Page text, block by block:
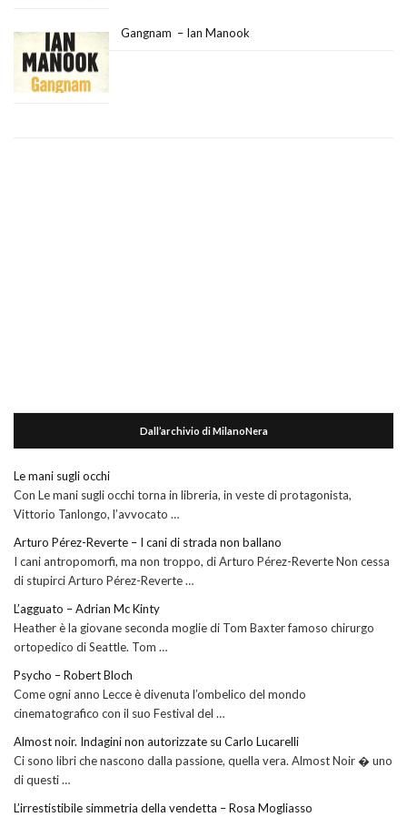
Gangnam – Ian Manook
Dall’archivio di MilanoNera
Le mani sugli occhi
Con Le mani sugli occhi torna in libreria, in veste di protagonista,
Vittorio Tanlongo, l’avvocato …
Arturo Pérez-Reverte – I cani di strada non ballano
I cani antropomorfi, ma non troppo, di Arturo Pérez-Reverte Non cessa
di stupirci Arturo Pérez-Reverte …
L’agguato – Adrian Mc Kinty
Heather è la giovane seconda moglie di Tom Baxter famoso chirurgo
ortopedico di Seattle. Tom …
Psycho – Robert Bloch
Come ogni anno Lecce è divenuta l’ombelico del mondo
cinematografico con il suo Festival del …
Almost noir. Indagini non autorizzate su Carlo Lucarelli
Ci sono libri che nascono dalla passione, quella vera. Almost Noir � uno
di questi …
L’irrestistibile simmetria della vendetta – Rosa Mogliasso